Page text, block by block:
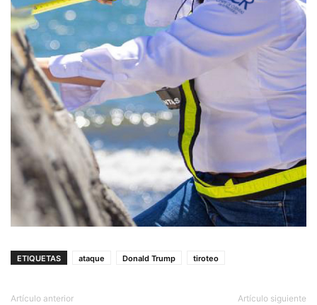
ETIQUETAS ataque Donald Trump tiroteo
Artículo anterior Artículo siguiente